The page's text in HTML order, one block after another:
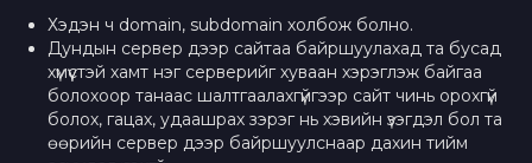
Хэдэн ч domain, subdomain холбож болно.
Дундын сервер дээр сайтаа байршуулахад та бусад
хүмүүстэй хамт нэг серверийг хуваан хэрэглэж байгаа
болохоор танаас шалтгаалахгүйгээр сайт чинь орохгүй
болох, гацах, удаашрах зэрэг нь хэвийн үзэгдэл бол та
өөрийн сервер дээр байршуулснаар дахин тийм